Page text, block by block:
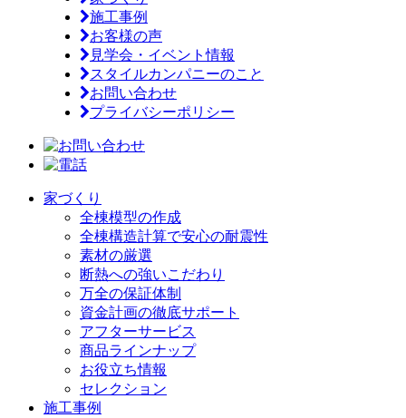
施工事例
お客様の声
見学会・イベント情報
スタイルカンパニーのこと
お問い合わせ
プライバシーポリシー
家づくり
全棟模型の作成
全棟構造計算で安心の耐震性
素材の厳選
断熱への強いこだわり
万全の保証体制
資金計画の徹底サポート
アフターサービス
商品ラインナップ
お役立ち情報
セレクション
施工事例